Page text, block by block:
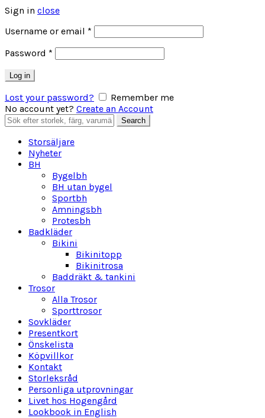
Sign in close
Username or email *
Password *
Log in
Lost your password?
Remember me
No account yet? Create an Account
Search
for:
Search
Storsäljare
Nyheter
BH
Bygelbh
BH utan bygel
Sportbh
Amningsbh
Protesbh
Badkläder
Bikini
Bikinitopp
Bikinitrosa
Baddräkt & tankini
Trosor
Alla Trosor
Sporttrosor
Sovkläder
Presentkort
Önskelista
Köpvillkor
Kontakt
Storleksråd
Personliga utprovningar
Livet hos Hogengård
Lookbook in English